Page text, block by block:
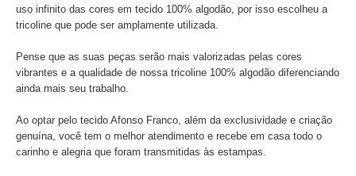
uso infinito das cores em tecido 100% algodão, por isso escolheu a
tricoline que pode ser amplamente utilizada.
Pense que as suas peças serão mais valorizadas pelas cores
vibrantes e a qualidade de nossa tricoline 100% algodão diferenciando
ainda mais seu trabalho.
Ao optar pelo tecido Afonso Franco, além da exclusividade e criação
genuína, você tem o melhor atendimento e recebe em casa todo o
carinho e alegria que foram transmitidas às estampas.